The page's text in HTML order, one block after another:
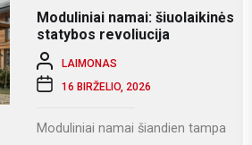
komunikacijai ir įvairioms
specializuotoms užduotims...
Moduliniai namai: šiuolaikinės
statybos revoliucija
LAIMONAS
16 BIRŽELIO, 2026
Moduliniai namai šiandien tampa